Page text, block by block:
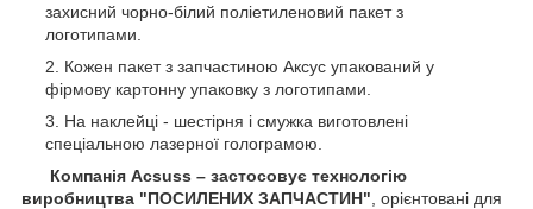
захисний чорно-білий поліетиленовий пакет з
логотипами.
Кожен пакет з запчастиною Аксус упакований у
фірмову картонну упаковку з логотипами.
На наклейці - шестірня і смужка виготовлені
спеціальною лазерної голограмою.
Компанія Acsuss – застосовує технологію
виробництва "ПОСИЛЕНИХ ЗАПЧАСТИН" , орієнтовані для